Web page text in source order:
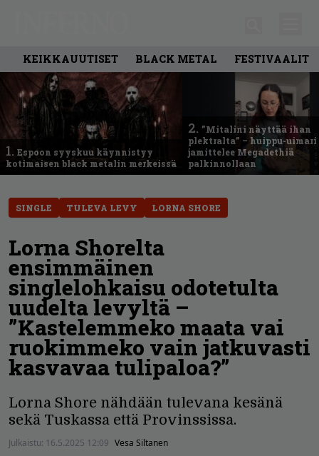
KEIKKAUUTISET BLACK METAL FESTIVAALIT
1. Espoon syyskuu käynnistyy
kotimaisen black metalin merkeissä
2. ”Mitalini näyttää ihan
plektralta” – huippu-uimari
jamittelee Megadethiä
palkinnollaan
SINGLE TULEVA LEVY LORNA SHORE
Lorna Shorelta
ensimmäinen
singlelohkaisu odotetulta
uudelta levyltä –
”Kastelemmeko maata vai
ruokimmeko vain jatkuvasti
kasvavaa tulipaloa?”
Lorna Shore nähdään tulevana kesänä
sekä Tuskassa että Provinssissa.
Julkaistu: 16.5.2025 12:09 Vesa Siltanen